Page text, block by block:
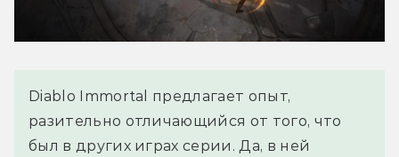
Diablo Immortal предлагает опыт,
разительно отличающийся от того, что
был в других играх серии. Да, в ней